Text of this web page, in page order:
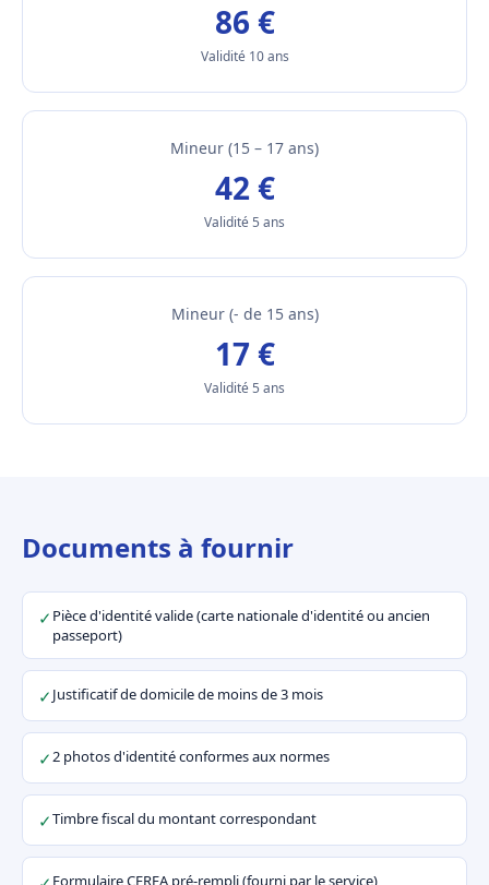
86 €
Validité 10 ans
Mineur (15 – 17 ans)
42 €
Validité 5 ans
Mineur (- de 15 ans)
17 €
Validité 5 ans
Documents à fournir
✓ Pièce d'identité valide (carte nationale d'identité ou ancien
passeport)
✓Justificatif de domicile de moins de 3 mois
✓2 photos d'identité conformes aux normes
✓Timbre fiscal du montant correspondant
Formulaire CERFA pré-rempli (fourni par le service)